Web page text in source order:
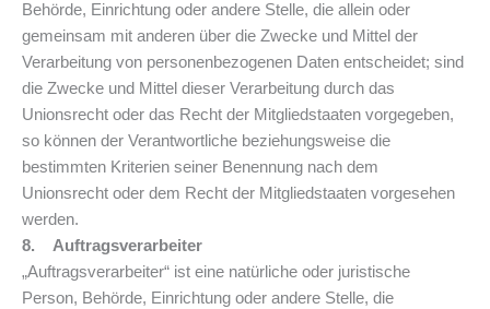
Behörde, Einrichtung oder andere Stelle, die allein oder
gemeinsam mit anderen über die Zwecke und Mittel der
Verarbeitung von personenbezogenen Daten entscheidet; sind
die Zwecke und Mittel dieser Verarbeitung durch das
Unionsrecht oder das Recht der Mitgliedstaaten vorgegeben,
so können der Verantwortliche beziehungsweise die
bestimmten Kriterien seiner Benennung nach dem
Unionsrecht oder dem Recht der Mitgliedstaaten vorgesehen
werden.
8. Auftragsverarbeiter
„Auftragsverarbeiter“ ist eine natürliche oder juristische
Person, Behörde, Einrichtung oder andere Stelle, die